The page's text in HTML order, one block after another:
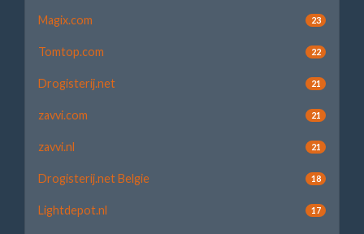
Magix.com 23
Tomtop.com 22
Drogisterij.net 21
zavvi.com 21
zavvi.nl 21
Drogisterij.net Belgie 18
Lightdepot.nl 17